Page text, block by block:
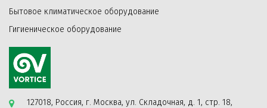
Бытовое климатическое оборудование
Гигиеническое оборудование
127018, Россия, г. Москва, ул. Складочная, д. 1, стр. 18,